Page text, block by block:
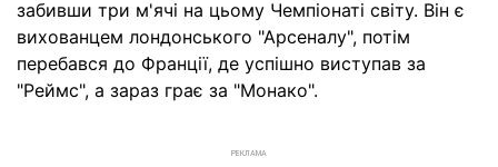
забивши три м'ячі на цьому Чемпіонаті світу. Він є
вихованцем лондонського "Арсеналу", потім
перебався до Франції, де успішно виступав за
"Реймс", а зараз грає за "Монако".
РЕКЛАМА